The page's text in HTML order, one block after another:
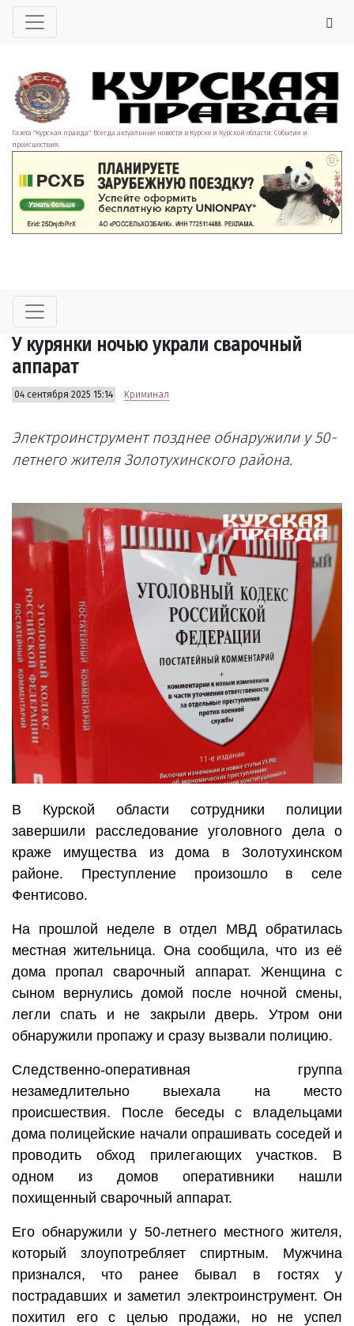
Газета "Курская правда". Всегда актуальные новости в Курске и Курской области. События и
происшествия.
У курянки ночью украли сварочный
аппарат
04 сентября 2025 15:14 Криминал
Электроинструмент позднее обнаружили у 50-
летнего жителя Золотухинского района.
В Курской области сотрудники полиции
завершили расследование уголовного дела о
краже имущества из дома в Золотухинском
районе. Преступление произошло в селе
Фентисово.
На прошлой неделе в отдел МВД обратилась
местная жительница. Она сообщила, что из её
дома пропал сварочный аппарат. Женщина с
сыном вернулись домой после ночной смены,
легли спать и не закрыли дверь. Утром они
обнаружили пропажу и сразу вызвали полицию.
Следственно-оперативная группа
незамедлительно выехала на место
происшествия. После беседы с владельцами
дома полицейские начали опрашивать соседей и
проводить обход прилегающих участков. В
одном из домов оперативники нашли
похищенный сварочный аппарат.
Его обнаружили у 50-летнего местного жителя,
который злоупотребляет спиртным. Мужчина
признался, что ранее бывал в гостях у
пострадавших и заметил электроинструмент. Он
похитил его с целью продажи, но не успел